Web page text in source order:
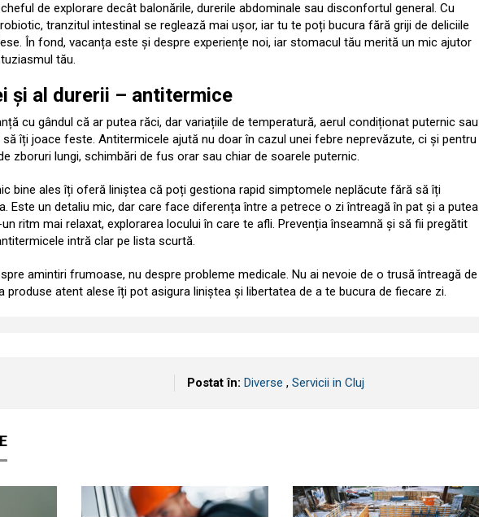
de explorare decât balonările, durerile abdominale sau disconfortul general. Cu
tranzitul intestinal se reglează mai ușor, iar tu te poți bucura fără griji de deliciile
În fond, vacanța este și despre experiențe noi, iar stomacul tău merită un mic ajutor
tău.
și al durerii – antitermice
cu gândul că ar putea răci, dar variațiile de temperatură, aerul condiționat puternic sau
îți joace feste. Antitermicele ajută nu doar în cazul unei febre neprevăzute, ci și pentru
zboruri lungi, schimbări de fus orar sau chiar de soarele puternic.
bine ales îți oferă liniștea că poți gestiona rapid simptomele neplăcute fără să îți
Este un detaliu mic, dar care face diferența între a petrece o zi întreagă în pat și a putea
ritm mai relaxat, explorarea locului în care te afli. Prevenția înseamnă și să fii pregătit
intră clar pe lista scurtă.
amintiri frumoase, nu despre probleme medicale. Nu ai nevoie de o trusă întreagă de
produse atent alese îți pot asigura liniștea și libertatea de a te bucura de fiecare zi.
Postat în: Diverse , Servicii in Cluj